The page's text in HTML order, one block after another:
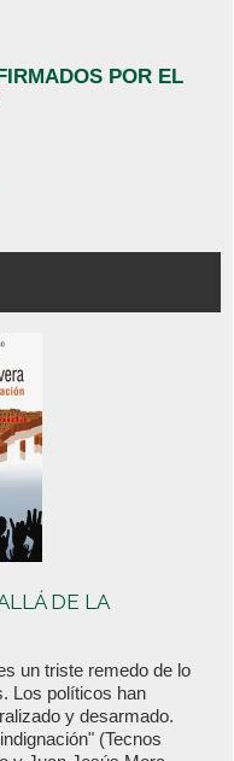
POR EL
DE LA
un triste remedo de lo
Los políticos han
y desarmado.
(Tecnos